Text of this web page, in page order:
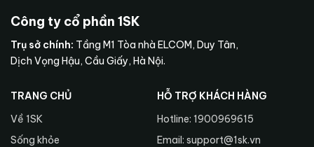
Công ty cổ phần 1SK
Trụ sở chính: Tầng M1 Tòa nhà ELCOM, Duy Tân,
Dịch Vọng Hậu, Cầu Giấy, Hà Nội.
TRANG CHỦ
Về 1SK
Sống khỏe
HỖ TRỢ KHÁCH HÀNG
Hotline: 1900969615
Email: support@1sk.vn